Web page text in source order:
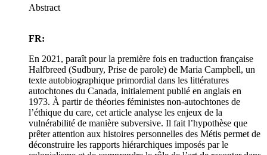
Abstract
FR:
En 2021, paraît pour la première fois en traduction française
Halfbreed (Sudbury, Prise de parole) de Maria Campbell, un
texte autobiographique primordial dans les littératures
autochtones du Canada, initialement publié en anglais en
1973. À partir de théories féministes non-autochtones de
l’éthique du care, cet article analyse les enjeux de la
vulnérabilité de manière subversive. Il fait l’hypothèse que
prêter attention aux histoires personnelles des Métis permet de
déconstruire les rapports hiérarchiques imposés par le